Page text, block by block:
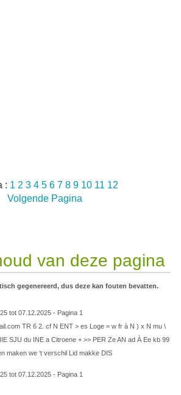
: 1 2 3 4 5 6 7 8 9 10 11 12
Volgende Pagina
van deze pagina
gegenereerd, dus deze kan fouten bevatten.
tot 07.12.2025 - Pagina 1
TR 6 2. cf N ENT > es Loge = w fr à N ) x N mu \
SJU du INE a Citroene + >> PER Ze AN ad À Ee kb 99
maken we ‘t verschil Lid makke DIS
tot 07.12.2025 - Pagina 1